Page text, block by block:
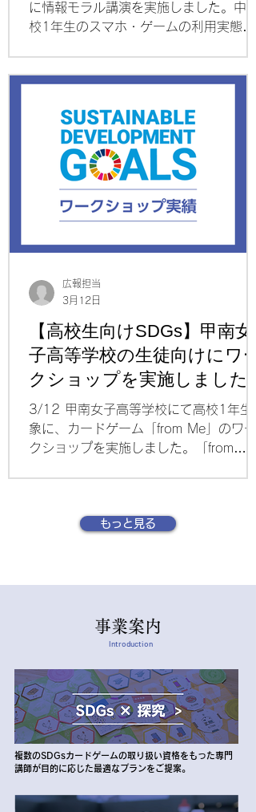
に情報モラル講演を実施しました。中学
校1年生のスマホ・ゲームの利用実態調
た。
【高校生向けSDGs】甲南女
子高等学校の生徒向けにワー
クショップを実施しました
3/12 甲南女子高等学校にて高校1年生
象に、カードゲーム「from Me」のワー
クショップを実施しました。「from
使い方の関係性を疑似体験できるカード
広報担当
3月12日
もっと見る
事業案内
Introduction
複数のSDGsカードゲームの取り扱い資格をもった専門
講師が目的に応じた最適なプランをご提案。